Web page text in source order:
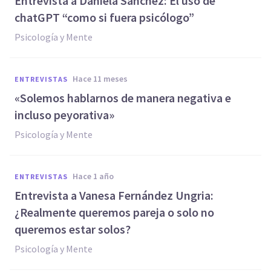
chatGPT “como si fuera psicólogo”
Psicología y Mente
ENTREVISTAS hace 11 meses
«Solemos hablarnos de manera negativa e
incluso peyorativa»
Psicología y Mente
ENTREVISTAS hace 1 año
Entrevista a Vanesa Fernández Ungria:
¿Realmente queremos pareja o solo no
queremos estar solos?
Psicología y Mente